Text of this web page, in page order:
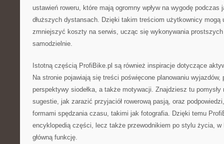
ustawień roweru, które mają ogromny wpływ na wygodę podczas
dłuższych dystansach. Dzięki takim treściom użytkownicy mogą
zmniejszyć koszty na serwis, ucząc się wykonywania
samodzielnie.
Istotną częścią ProfiBike.pl są również inspiracje dotyczące
Na stronie pojawiają się treści poświęcone planowaniu
perspektywy siodełka, a także motywacji. Znajdziesz tu pomysły
sugestie, jak zarazić przyjaciół rowerową pasją, oraz
formami spędzania czasu, takimi jak fotografia. Dzięki temu
encyklopedią części, lecz także przewodnikiem po stylu życia, w
główną funkcję.